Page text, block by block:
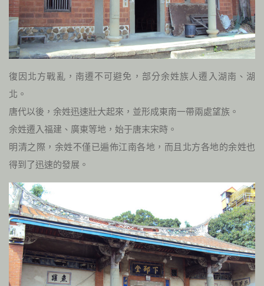
復因北方戰亂，南遷不可避免，部分余姓族人遷入湖南、湖
北。
唐代以後，余姓迅速壯大起來，並形成東南一帶兩處望族。
余姓遷入福建、廣東等地，始于唐末宋時。
明清之際，余姓不僅已遍佈江南各地，而且北方各地的余姓也
得到了迅速的發展。